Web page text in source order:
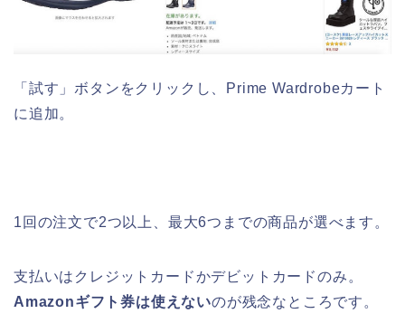
「試す」ボタンをクリックし、Prime Wardrobeカート
に追加。
1回の注文で2つ以上、最大6つまでの商品が選べます。
支払いはクレジットカードかデビットカードのみ。
Amazonギフト券は使えないのが残念なところです。